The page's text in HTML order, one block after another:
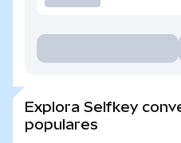
Explora Selfkey
populares